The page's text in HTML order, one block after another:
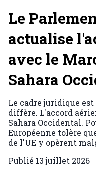
Le
actualise
avec le
Sahara
Le cadre juridique
diffère. L'accord
Sahara Occidental.
Européenne tolère
de l'UE y opèrent
Publié 13 juillet 2026